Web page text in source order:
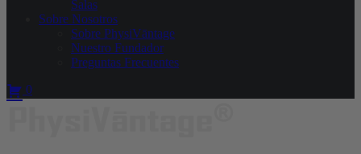
Salas
Sobre Nosotros
Sobre PhysiVāntage
Nuestro Fundador
Preguntas Frecuentes
0